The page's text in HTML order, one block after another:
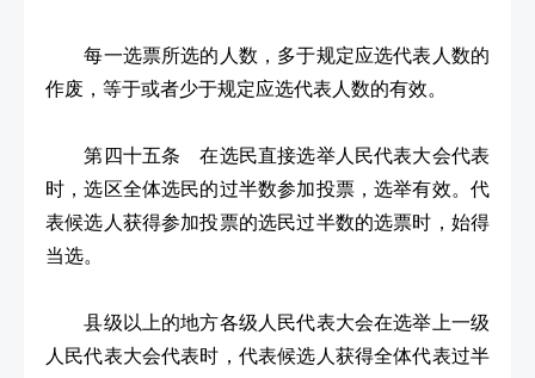
每一选票所选的人数，多于规定应选代表人数的
作废，等于或者少于规定应选代表人数的有效。
第四十五条 在选民直接选举人民代表大会代表
时，选区全体选民的过半数参加投票，选举有效。代
表候选人获得参加投票的选民过半数的选票时，始得
当选。
县级以上的地方各级人民代表大会在选举上一级
人民代表大会代表时，代表候选人获得全体代表过半